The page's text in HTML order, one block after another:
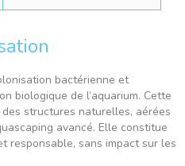
bactérienne et
biologique de l’aquarium. Cette
structures naturelles, aérées
avancé. Elle constitue
responsable, sans impact sur les